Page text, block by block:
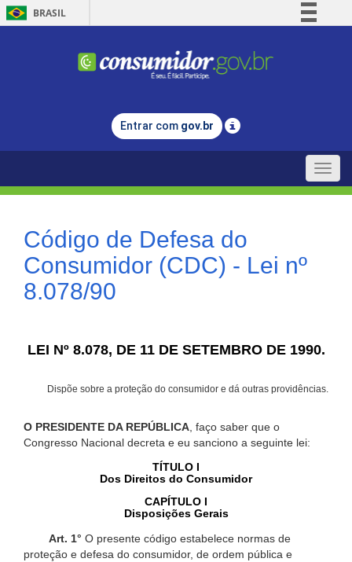
BRASIL
Comunica BR
Legislação
Entrar com gov.br
Toggle
Código de Defesa do
Consumidor (CDC) - Lei nº
8.078/90
LEI Nº 8.078, DE 11 DE SETEMBRO DE 1990.
Dispõe sobre a proteção do consumidor e dá outras providências.
O PRESIDENTE DA REPÚBLICA , faço saber que o
Congresso Nacional decreta e eu sanciono a seguinte lei:
TÍTULO I
Dos Direitos do Consumidor
CAPÍTULO I
Disposições Gerais
Art. 1° O presente código estabelece normas de
proteção e defesa do consumidor, de ordem pública e